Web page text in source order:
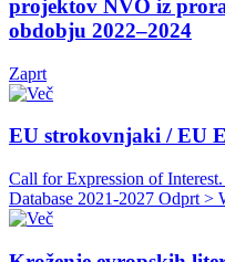
projektov NVO iz
obdobju 2022–2024
Zaprt
EU strokovnjaki / EU
Call for Expression of
Database 2021-2027 Odprt >